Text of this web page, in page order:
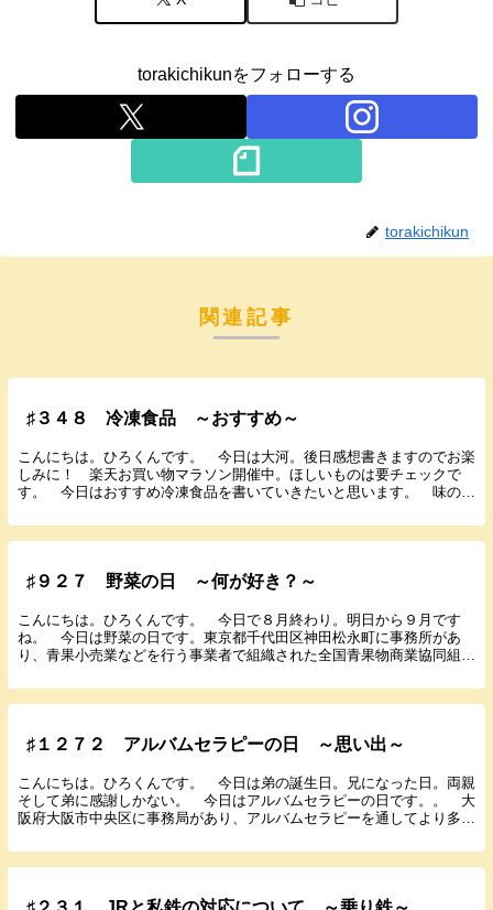
torakichikunをフォローする
torakichikun
関連記事
♯３４８ 冷凍食品 ～おすすめ～
こんにちは。ひろくんです。 今日は大河。後日感想書きますのでお楽
しみに！ 楽天お買い物マラソン開催中。ほしいものは要チェックで
す。 今日はおすすめ冷凍食品を書いていきたいと思います。 味の素
♯９２７ 野菜の日 ～何が好き？～
こんにちは。ひろくんです。 今日で８月終わり。明日から９月です
ね。 今日は野菜の日です。東京都千代田区神田松永町に事務所があ
り、青果小売業などを行う事業者で組織された全国青果物商業協同組合
♯１２７２ アルバムセラピーの日 ～思い出～
こんにちは。ひろくんです。 今日は弟の誕生日。兄になった日。両親
そして弟に感謝しかない。 今日はアルバムセラピーの日です。。 大
阪府大阪市中央区に事務局があり、アルバムセラピーを通してより多く